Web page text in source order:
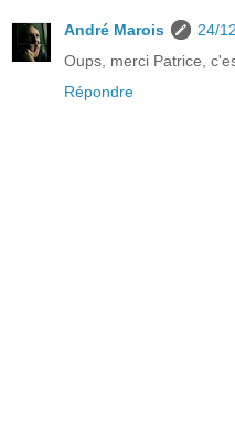
André Marois
24/
Oups, merci Patrice,
Répondre